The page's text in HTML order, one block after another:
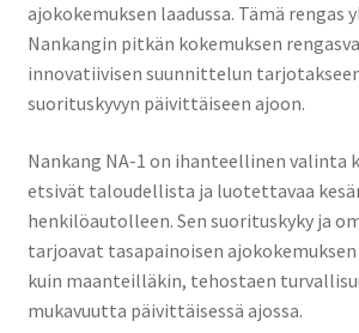
ajokokemuksen laadussa. Tämä rengas
Nankangin pitkän kokemuksen
innovatiivisen suunnittelun
suorituskyvyn päivittäiseen ajoon.
Nankang NA-1 on ihanteellinen
etsivät taloudellista ja luotettavaa
henkilöautolleen. Sen suorituskyky ja
tarjoavat tasapainoisen
kuin maanteilläkin, tehostaen
mukavuutta päivittäisessä ajossa.